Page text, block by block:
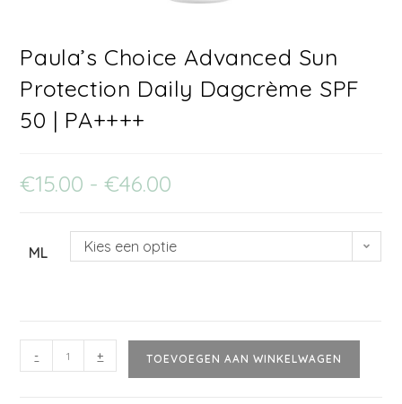
Paula’s Choice Advanced Sun
Protection Daily Dagcrème SPF
50 | PA++++
€15.00 - €46.00
ML Kies een optie
- + TOEVOEGEN AAN WINKELWAGEN